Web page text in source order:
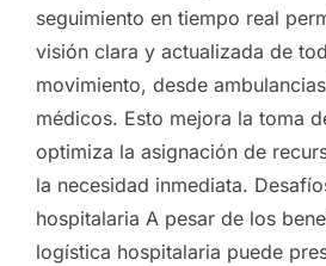
seguimiento en tiempo real
visión clara y actualizada de
movimiento, desde
médicos. Esto mejora la toma
optimiza la asignación de
la necesidad inmediata.
hospitalaria A pesar de los
logística hospitalaria puede